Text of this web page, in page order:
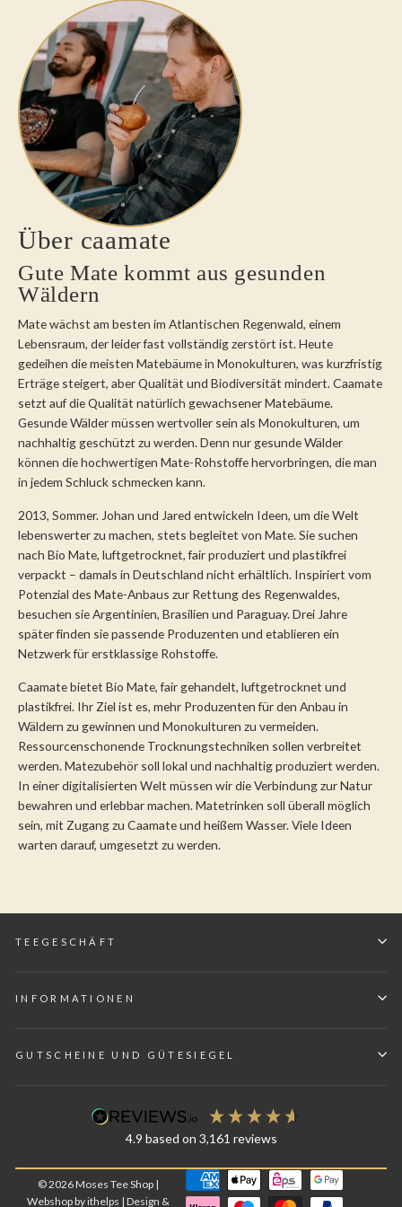
Über caamate
Gute Mate kommt aus gesunden
Wäldern
Mate wächst am besten im Atlantischen Regenwald, einem
Lebensraum, der leider fast vollständig zerstört ist. Heute
gedeihen die meisten Matebäume in Monokulturen, was kurzfristig
Erträge steigert, aber Qualität und Biodiversität mindert. Caamate
setzt auf die Qualität natürlich gewachsener Matebäume.
Gesunde Wälder müssen wertvoller sein als Monokulturen, um
nachhaltig geschützt zu werden. Denn nur gesunde Wälder
können die hochwertigen Mate-Rohstoffe hervorbringen, die man
in jedem Schluck schmecken kann.
2013, Sommer. Johan und Jared entwickeln Ideen, um die Welt
lebenswerter zu machen, stets begleitet von Mate. Sie suchen
nach Bio Mate, luftgetrocknet, fair produziert und plastikfrei
verpackt – damals in Deutschland nicht erhältlich. Inspiriert vom
Potenzial des Mate-Anbaus zur Rettung des Regenwaldes,
besuchen sie Argentinien, Brasilien und Paraguay. Drei Jahre
später finden sie passende Produzenten und etablieren ein
Netzwerk für erstklassige Rohstoffe.
Caamate bietet Bio Mate, fair gehandelt, luftgetrocknet und
plastikfrei. Ihr Ziel ist es, mehr Produzenten für den Anbau in
Wäldern zu gewinnen und Monokulturen zu vermeiden.
Ressourcenschonende Trocknungstechniken sollen verbreitet
werden. Matezubehör soll lokal und nachhaltig produziert werden.
In einer digitalisierten Welt müssen wir die Verbindung zur Natur
bewahren und erlebbar machen. Matetrinken soll überall möglich
sein, mit Zugang zu Caamate und heißem Wasser. Viele Ideen
warten darauf, umgesetzt zu werden.
TEEGESCHÄFT
INFORMATIONEN
GUTSCHEINE UND GÜTESIEGEL
4.9 based on 3,161 reviews
© 2026 Moses Tee Shop |
Webshop by ithelps | Design &